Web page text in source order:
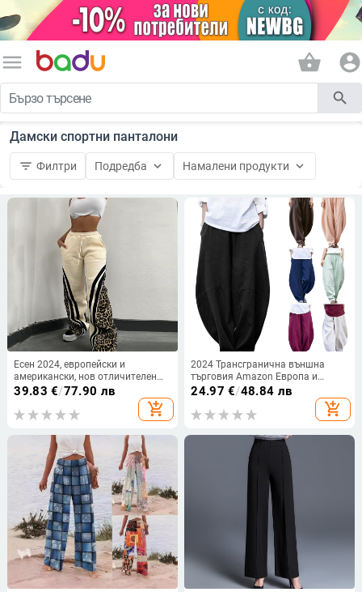
menu shopping_basket account_circle
search
Дамски спортни панталони
filter_list Филтри Подредба keyboard_arrow_down Намалени продукти keyboard_arrow_down
Есен 2024, европейски и
американски, нов отличителен
уличен тренд с леопардов принт,
цветовете, висока талия, широки
39.83 €/77.90 лв
add_shopping_cart
2024 Трансгранична външна
търговия Amazon Европа и
Америка Памучни и ленени
широки дамски ежедневни
панталони, шиещи се в плътен
медитация
24.97 €/48.84 лв
add_shopping_cart